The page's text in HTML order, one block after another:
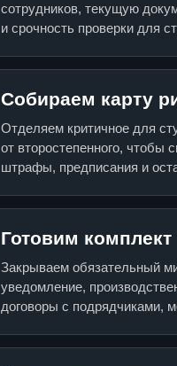
сотрудников, текущую
и срочность проверки для
Собираем карту
Отделяем критичное для
от второстепенного, чтобы
штрафы, предписания и
Готовим комплект
Закрываем обязательный
уведомление,
договоры с подрядчиками,